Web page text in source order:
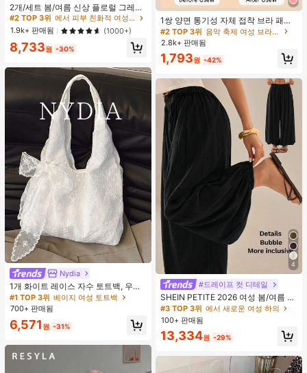
2개/세트 봄/여름 신상 플로럴 그레이
+ 블랙 반팔 티셔츠, 여성 슬림핏 솔리
드 컬러 언더셔츠 캐주얼
높은 재방문 고객
#2 TOP 3위
에서 피부 친화적 여성 상의, 블라우스 & 티
높은 재방문 고객
#2 TOP 3위
에서 피부 친화적 여성 상의, 블라우스 & 티
높은 재방문 고객
#2 TOP 3위
에서 피부 친화적 여성 상의, 블라우스 & 티
높은 재방문 고객
1.9k+ 판매됨 (1000+)
8,733원 -30%
Nydia
1개 화이트 레이스 자수 토트백, 우아
한 리본 숄더백, 로맨틱 대용량 여성
데일리 쇼핑 여행 핸드백
#1 TOP 3위 베이지 여성 토트백
거의 매진!
#1 TOP 3위 베이지 여성 토트백
거의 매진!
#1 TOP 3위 베이지 여성 토트백
거의 매진!
#1 TOP 3위
베이지 여성 토트백
700+ 판매됨
6,571 원 -31%
1쌍 양면 통기성 자체 접착 브라 패드,
두꺼워진 삼각형 푸쉬업 디자인, 재사
용 가능, 보이지 않는 비키니 브라 삽
입물, 수영에 적합
#2 TOP 3위
음악 축제 여성 브라 액세서리
2.8k+ 판매됨
1,793원 -42%
4
#드레이프 컷 디테일
SHEIN PETITE 2026 여성 봄/여름 리
조트 컬렉션: 우아한 올리브 그린 루즈
핏 벨보텀 팬츠.
#3 TOP 3위 에서 새로운 여성 하의
거의 매진!
#3 TOP 3위 에서 새로운 여성 하의
거의 매진!
#3 TOP 3위 에서 새로운 여성 하의
거의 매진!
#3 TOP 3위 에서 새로운 여성 하의
거의 매진!
100+ 판매됨
13,334원 -29%